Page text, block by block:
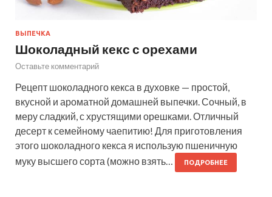
ВЫПЕЧКА
Шоколадный кекс с орехами
Оставьте комментарий
Рецепт шоколадного кекса в духовке — простой,
вкусной и ароматной домашней выпечки. Сочный, в
меру сладкий, с хрустящими орешками. Отличный
десерт к семейному чаепитию! Для приготовления
этого шоколадного кекса я использую пшеничную
муку высшего сорта (можно взять…
ПОДРОБНЕЕ